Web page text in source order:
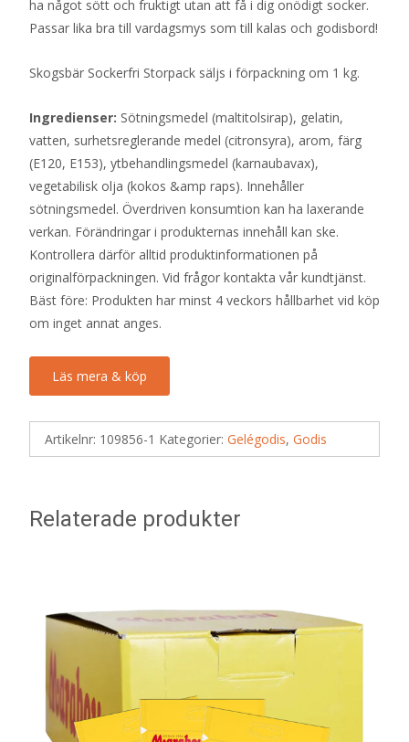
ha något sött och fruktigt utan att få i dig onödigt socker.
Passar lika bra till vardagsmys som till kalas och godisbord!
Skogsbär Sockerfri Storpack säljs i förpackning om 1 kg.
Ingredienser: Sötningsmedel (maltitolsirap), gelatin,
vatten, surhetsreglerande medel (citronsyra), arom, färg
(E120, E153), ytbehandlingsmedel (karnaubavax),
vegetabilisk olja (kokos &amp raps). Innehåller
sötningsmedel. Överdriven konsumtion kan ha laxerande
verkan. Förändringar i produkternas innehåll kan ske.
Kontrollera därför alltid produktinformationen på
originalförpackningen. Vid frågor kontakta vår kundtjänst.
Bäst före: Produkten har minst 4 veckors hållbarhet vid köp
om inget annat anges.
Läs mera & köp
Artikelnr: 109856-1 Kategorier: Gelégodis, Godis
Relaterade produkter